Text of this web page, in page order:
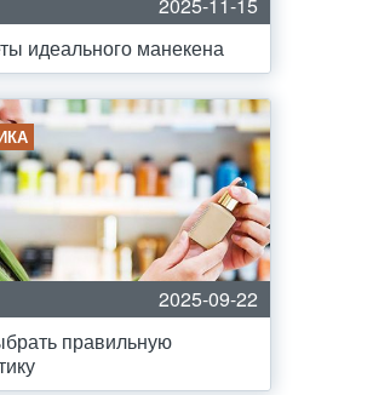
идеального манекена
2025-09-22
правильную